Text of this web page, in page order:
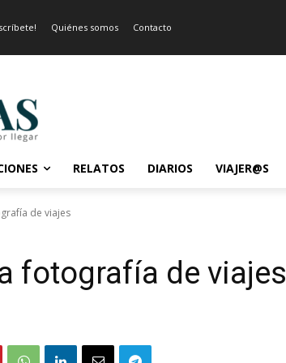
Quiénes somos Contacto
RELATOS DIARIOS VIAJER@S
de viajes
fotografía de viajes